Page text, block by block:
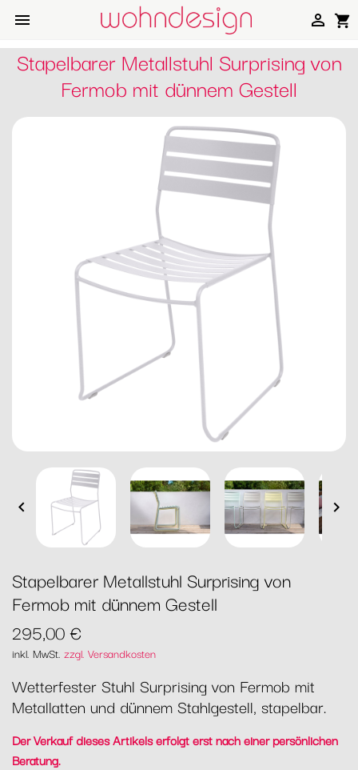
 shopping_cart

Stapelbarer Metallstuhl Surprising von
Fermob mit dünnem Gestell
 
Stapelbarer Metallstuhl Surprising von
Fermob mit dünnem Gestell
295,00 €
inkl. MwSt. zzgl. Versandkosten
Wetterfester Stuhl Surprising von Fermob mit
Metallatten und dünnem Stahlgestell, stapelbar.
Der Verkauf dieses Artikels erfolgt erst nach einer persönlichen
Beratung.